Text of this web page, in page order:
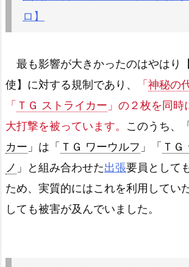
ロ】
最も影響が大きかったのはやはり
使】に対する規制であり、
「 神秘の
「 ＴＧ ストライカー 」の２枚を同
大打撃を被っています。 このうち、「
カー 」は「 ＴＧ ワーウルフ 」「 ＴＧ
ノ 」と組み合わせた出張要員として
ため、実質的にはこれを利用してい
しても被害が及んでいました。